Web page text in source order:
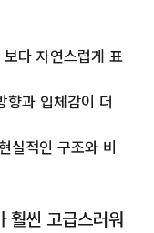
다 자연스럽게 표
향과 입체감이 더
실적인 구조와 비
훨씬 고급스러워